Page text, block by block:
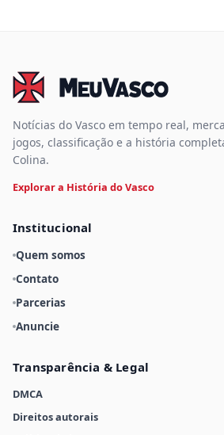
Notícias do Vasco em tempo real,
jogos, classificação e a história
Colina.
Explorar a História do Vasco
Institucional
Quem somos
Contato
Parcerias
Anuncie
Transparência & Legal
DMCA
Direitos autorais